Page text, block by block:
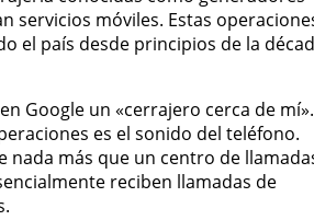
servicios móviles. Estas
el país desde principios de la
Google un «cerrajero cerca de mí».
es el sonido del teléfono.
nada más que un centro de
reciben llamadas de